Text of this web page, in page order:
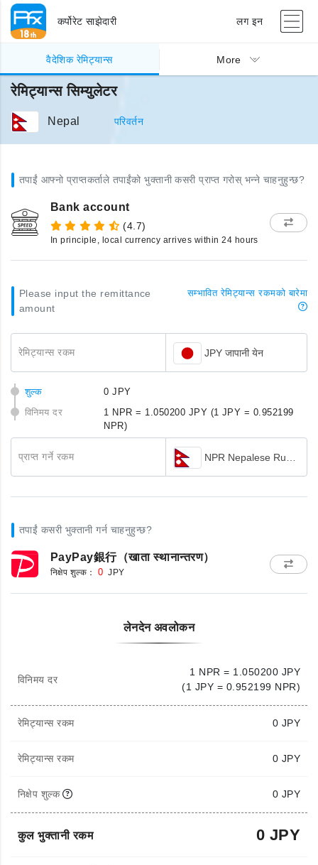
कर्पोरेट साझेदारी लग इन
वैदेशिक रेमिट्यान्स More
रेमिट्यान्स सिम्युलेटर
Nepal परिवर्तन
तपाईं आफ्नो प्राप्तकर्ताले तपाईंको भुक्तानी कसरी प्राप्त गरोस् भन्ने चाहनुहुन्छ?
Bank account
(4.7)
In principle, local currency arrives within 24 hours
Please input the remittance
amount
सम्भावित रेमिट्यान्स रकमको बारेमा
रेमिट्यान्स रकम JPY जापानी येन
शुल्क
0 JPY
विनिमय दर
1 NPR = 1.050200 JPY (1 JPY = 0.952199
NPR)
प्राप्त गर्ने रकम NPR Nepalese Rupee
तपाईं कसरी भुक्तानी गर्न चाहनुहुन्छ?
PayPay銀行（खाता स्थानान्तरण）
निक्षेप शुल्क： 0 JPY
लेनदेन अवलोकन
विनिमय दर
1 NPR = 1.050200 JPY
(1 JPY = 0.952199 NPR)
रेमिट्यान्स रकम 0 JPY
रेमिट्यान्स रकम 0 JPY
निक्षेप शुल्क 0 JPY
कुल भुक्तानी रकम 0 JPY